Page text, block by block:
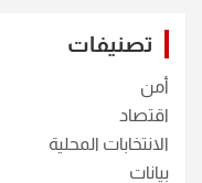
تصنيفات
أمن
اقتصاد
الانتخابات المحلية
بيانات